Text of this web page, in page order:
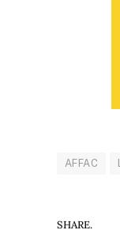
AFFAC
SHARE.